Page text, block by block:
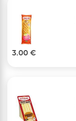
3.00 €